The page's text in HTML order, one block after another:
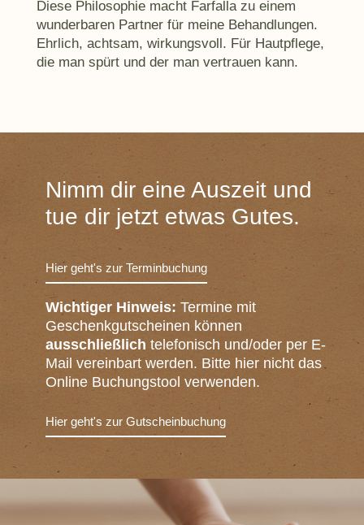
Diese Philosophie macht Farfalla zu einem
wunderbaren Partner für meine Behandlungen.
Ehrlich, achtsam, wirkungsvoll. Für Hautpflege,
die man spürt und der man vertrauen kann.
Nimm dir eine Auszeit und
tue dir jetzt etwas Gutes.
Hier geht's zur Terminbuchung
Wichtiger Hinweis: Termine mit
Geschenkgutscheinen können
ausschließlich telefonisch und/oder per E-
Mail vereinbart werden. Bitte hier nicht das
Online Buchungstool verwenden.
Hier geht's zur Gutscheinbuchung